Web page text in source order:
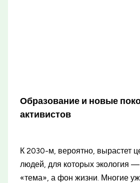
Образование и новые
активистов
К 2030-м, вероятно, вырастет
людей, для которых экология —
«тема», а фон жизни. Многие